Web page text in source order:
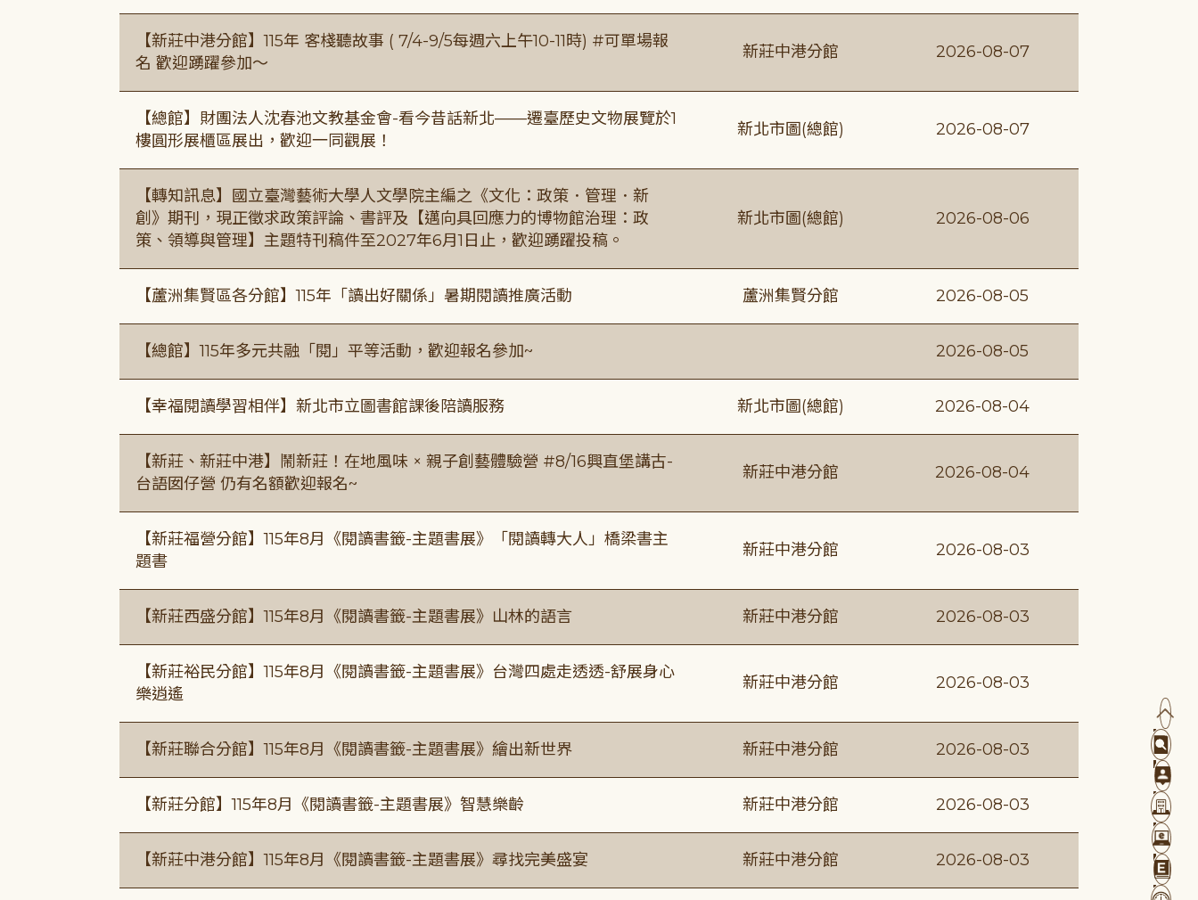
【新莊中港分館】115年 客棧聽故事 ( 7/4-9/5每週六上午10-11時) #可單場報
名 歡迎踴躍參加～
新莊中港分館 2026-08-07
【總館】財團法人沈春池文教基金會-看今昔話新北——遷臺歷史文物展覽於1
樓圓形展櫃區展出，歡迎一同觀展！
新北市圖(總館) 2026-08-07
【轉知訊息】國立臺灣藝術大學人文學院主編之《文化：政策．管理．新
創》期刊，現正徵求政策評論、書評及【邁向具回應力的博物館治理：政
策、領導與管理】主題特刊稿件至2027年6月1日止，歡迎踴躍投稿。
新北市圖(總館) 2026-08-06
【蘆洲集賢區各分館】115年「讀出好關係」暑期閱讀推廣活動 蘆洲集賢分館 2026-08-05
【總館】115年多元共融「閱」平等活動，歡迎報名參加~ 2026-08-05
【幸福閱讀學習相伴】新北市立圖書館課後陪讀服務 新北市圖(總館) 2026-08-04
【新莊、新莊中港】鬧新莊！在地風味 × 親子創藝體驗營 #8/16興直堡講古-
台語囡仔營 仍有名額歡迎報名~
新莊中港分館 2026-08-04
【新莊福營分館】115年8月《閱讀書籤-主題書展》「閱讀轉大人」橋梁書主
題書
新莊中港分館 2026-08-03
【新莊西盛分館】115年8月《閱讀書籤-主題書展》山林的語言 新莊中港分館 2026-08-03
【新莊裕民分館】115年8月《閱讀書籤-主題書展》台灣四處走透透-舒展身心
樂逍遙
新莊中港分館 2026-08-03
【新莊聯合分館】115年8月《閱讀書籤-主題書展》繪出新世界 新莊中港分館 2026-08-03
【新莊分館】115年8月《閱讀書籤-主題書展》智慧樂齡 新莊中港分館 2026-08-03
【新莊中港分館】115年8月《閱讀書籤-主題書展》尋找完美盛宴 新莊中港分館 2026-08-03